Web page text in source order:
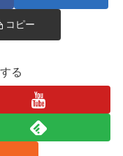
コピー
る